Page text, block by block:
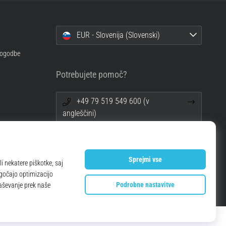
EUR - Slovenija (Slovenski)
Potrebujete pomoč?
+49 79 519 549 600 (v
angleščini)